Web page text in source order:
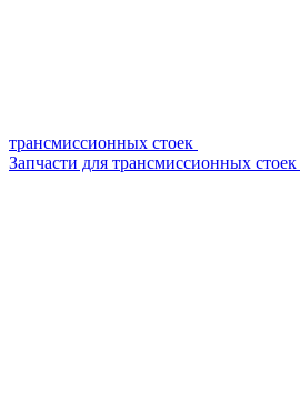
трансмиссионных стоек
Запчасти для трансмиссионных стоек